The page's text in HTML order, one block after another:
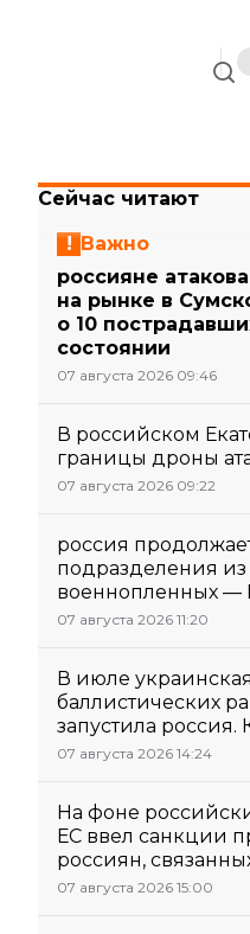
Сейчас читают
Важно
россияне
на рынке в
о 10
состоянии
07 августа 2026 09:46
В российском
границы дроны
07 августа 2026 09:22
россия
подразделения
военнопленных —
07 августа 2026 11:20
В июле
баллистических
запустила россия.
07 августа 2026 14:24
На фоне
ЕС ввел санкции
россиян,
07 августа 2026 15:00